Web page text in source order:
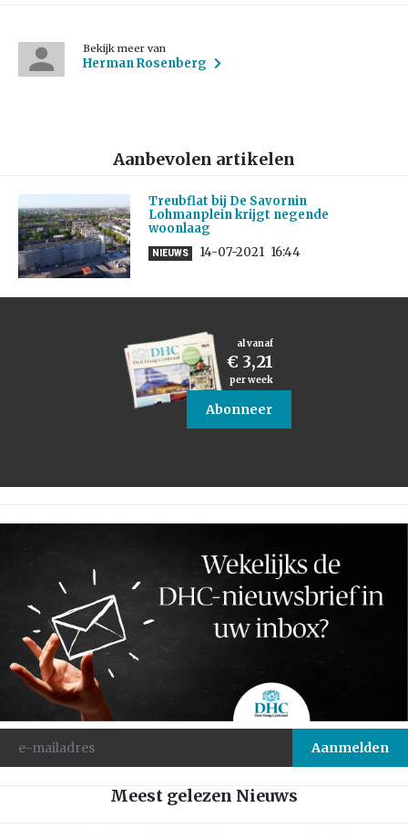
Bekijk meer van
Herman Rosenberg
Aanbevolen artikelen
Treubflat bij De Savornin
Lohmanplein krijgt negende
woonlaag
NIEUWS 14-07-2021 16:44
al vanaf
€ 3,21
per week
Abonneer
Meest gelezen Nieuws